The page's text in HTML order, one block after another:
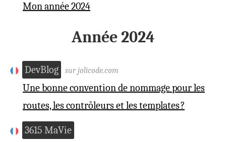
Mon année 2024
Année 2024
DevBlog sur jolicode.com
Une bonne convention de nommage pour les
routes, les contrôleurs et les templates ?
3615 MaVie